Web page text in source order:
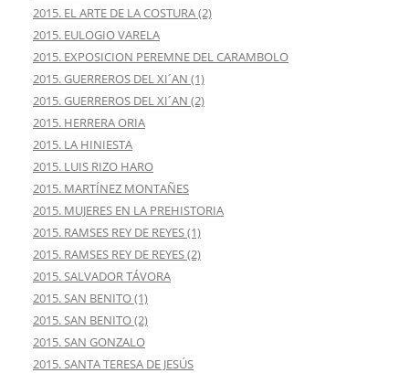
2015. EL ARTE DE LA COSTURA (2)
2015. EULOGIO VARELA
2015. EXPOSICION PEREMNE DEL CARAMBOLO
2015. GUERREROS DEL XI´AN (1)
2015. GUERREROS DEL XI´AN (2)
2015. HERRERA ORIA
2015. LA HINIESTA
2015. LUIS RIZO HARO
2015. MARTÍNEZ MONTAÑES
2015. MUJERES EN LA PREHISTORIA
2015. RAMSES REY DE REYES (1)
2015. RAMSES REY DE REYES (2)
2015. SALVADOR TÁVORA
2015. SAN BENITO (1)
2015. SAN BENITO (2)
2015. SAN GONZALO
2015. SANTA TERESA DE JESÚS